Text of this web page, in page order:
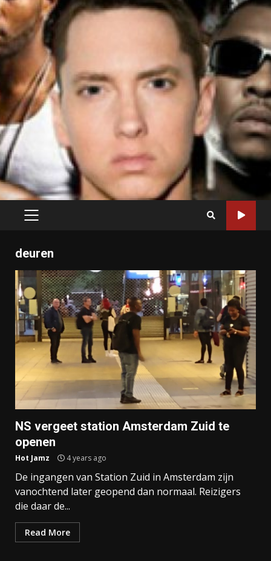
PRIMARY
deuren
NS vergeet station Amsterdam Zuid te
openen
Hot Jamz 4 years ago
De ingangen van Station Zuid in Amsterdam zijn
vanochtend later geopend dan normaal. Reizigers
die daar de...
Read More